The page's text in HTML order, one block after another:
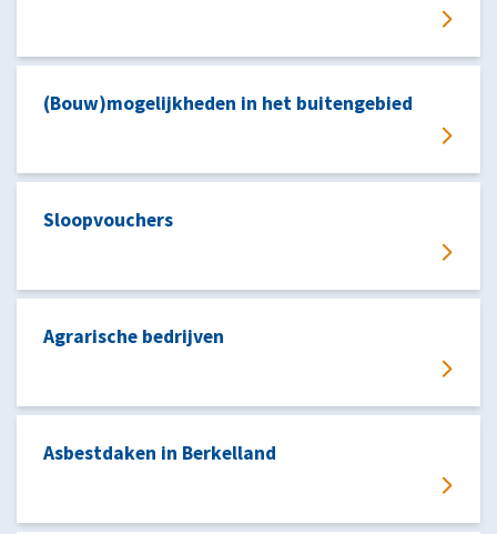
(Bouw)mogelijkheden in het buitengebied
Sloopvouchers
Agrarische bedrijven
Asbestdaken in Berkelland